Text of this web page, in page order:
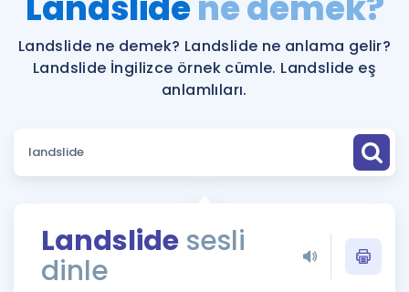
ÜYE DEĞİLİM
Faydalı Araçlar
Sözlük
Rehberlik Aracı
ÖSYM Sınav Takvimi
Hakkımızda
Landslide ne demek? Landslide ne anlama gelir?
Landslide İngilizce örnek cümle. Landslide eş
anlamlıları.
Landslide sesli
dinle